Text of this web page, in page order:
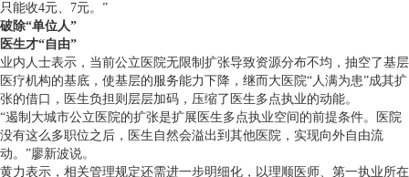
只能收4元、7元。”
破除“单位人”
医生才“自由”
业内人士表示，当前公立医院无限制扩张导致资源分布不均，抽空了基层
医疗机构的基底，使基层的服务能力下降，继而大医院“人满为患”成其扩
张的借口，医生负担则层层加码，压缩了医生多点执业的动能。
“遏制大城市公立医院的扩张是扩展医生多点执业空间的前提条件。医院
没有这么多职位之后，医生自然会溢出到其他医院，实现向外自由流
动。”廖新波说。
黄力表示，相关管理规定还需进一步明细化，以理顺医师、第一执业所在